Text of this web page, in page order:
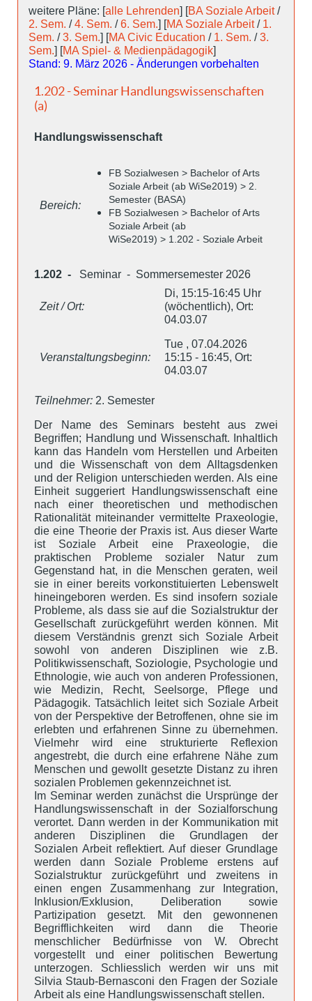
weitere Pläne: [alle Lehrenden] [BA Soziale Arbeit/
2. Sem. /4. Sem. /6. Sem.] [MA Soziale Arbeit/ 1.
Sem. /3. Sem.] [MA Civic Education / 1. Sem. /3.
Sem.] [MA Spiel- & Medienpädagogik]
Stand: 9. März 2026 - Änderungen vorbehalten
1.202 - Seminar Handlungswissenschaften
(a)
Handlungswissenschaft
Bereich:
FB Sozialwesen > Bachelor of Arts
Soziale Arbeit (ab WiSe2019) > 2.
Semester (BASA)
FB Sozialwesen > Bachelor of Arts
Soziale Arbeit (ab
WiSe2019) > 1.202 - Soziale Arbeit
1.202 - Seminar - Sommersemester 2026
Zeit / Ort:
Di, 15:15-16:45 Uhr
(wöchentlich), Ort:
04.03.07
Veranstaltungsbeginn:
Tue , 07.04.2026
15:15 - 16:45, Ort:
04.03.07
Teilnehmer: 2. Semester
Der Name des Seminars besteht aus zwei
Begriffen; Handlung und Wissenschaft. Inhaltlich
kann das Handeln vom Herstellen und Arbeiten
und die Wissenschaft von dem Alltagsdenken
und der Religion unterschieden werden. Als eine
Einheit suggeriert Handlungswissenschaft eine
nach einer theoretischen und methodischen
Rationalität miteinander vermittelte Praxeologie,
die eine Theorie der Praxis ist. Aus dieser Warte
ist Soziale Arbeit eine Praxeologie, die
praktischen Probleme sozialer Natur zum
Gegenstand hat, in die Menschen geraten, weil
sie in einer bereits vorkonstituierten Lebenswelt
hineingeboren werden. Es sind insofern soziale
Probleme, als dass sie auf die Sozialstruktur der
Gesellschaft zurückgeführt werden können. Mit
diesem Verständnis grenzt sich Soziale Arbeit
sowohl von anderen Disziplinen wie z.B.
Politikwissenschaft, Soziologie, Psychologie und
Ethnologie, wie auch von anderen Professionen,
wie Medizin, Recht, Seelsorge, Pflege und
Pädagogik. Tatsächlich leitet sich Soziale Arbeit
von der Perspektive der Betroffenen, ohne sie im
erlebten und erfahrenen Sinne zu übernehmen.
Vielmehr wird eine strukturierte Reflexion
angestrebt, die durch eine erfahrene Nähe zum
Menschen und gewollt gesetzte Distanz zu ihren
sozialen Problemen gekennzeichnet ist.
Im Seminar werden zunächst die Ursprünge der
Handlungswissenschaft in der Sozialforschung
verortet. Dann werden in der Kommunikation mit
anderen Disziplinen die Grundlagen der
Sozialen Arbeit reflektiert. Auf dieser Grundlage
werden dann Soziale Probleme erstens auf
Sozialstruktur zurückgeführt und zweitens in
einen engen Zusammenhang zur Integration,
Inklusion/Exklusion, Deliberation sowie
Partizipation gesetzt. Mit den gewonnenen
Begrifflichkeiten wird dann die Theorie
menschlicher Bedürfnisse von W. Obrecht
vorgestellt und einer politischen Bewertung
unterzogen. Schliesslich werden wir uns mit
Silvia Staub-Bernasconi den Fragen der Soziale
Arbeit als eine Handlungswissenschaft stellen.